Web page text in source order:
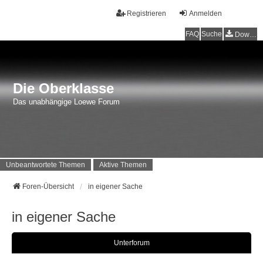
Anmelden
Registrieren
FAQ Suche Downloads
Die Oberklasse
Das unabhängige Loewe Forum
Unbeantwortete Themen Aktive Themen
Foren-Übersicht in eigener Sache
in eigener Sache
Unterforum